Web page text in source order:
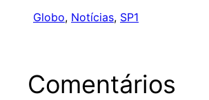
Globo, Notícias, SP1
Comentários